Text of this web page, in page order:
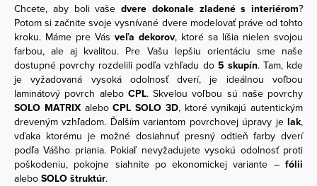
Chcete, aby boli vaše dvere dokonale zladené s interiérom?
Potom si začnite svoje vysnívané dvere modelovať práve od tohto
kroku. Máme pre Vás veľa dekorov, ktoré sa líšia nielen svojou
farbou, ale aj kvalitou. Pre Vašu lepšiu orientáciu sme naše
dostupné povrchy rozdelili podľa vzhľadu do 5 skupín. Tam, kde
je vyžadovaná vysoká odolnosť dverí, je ideálnou voľbou
laminátový povrch alebo CPL. Skvelou voľbou sú naše povrchy
SOLO MATRIXaleboCPL SOLO 3D, ktoré vynikajú autentickým
dreveným vzhľadom. Ďalším variantom povrchovej úpravy je lak,
vďaka ktorému je možné dosiahnuť presný odtieň farby dverí
podľa Vášho priania. Pokiaľ nevyžadujete vysokú odolnosť proti
poškodeniu, pokojne siahnite po ekonomickej variante – fólii
alebo SOLO štruktúr.